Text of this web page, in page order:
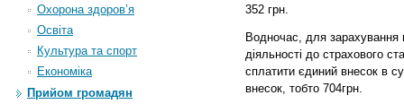
Охорона здоров’я
Освіта
Культура та спорт
Економіка
Прийом громадян
352 грн.
Водночас, для зарахування
діяльності до страхового
сплатити єдиний внесок в
внесок, тобто 704грн.